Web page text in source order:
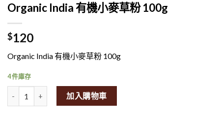
Organic India 有機小麥草粉 100g
$120
Organic India 有機小麥草粉 100g
4 件庫存
Organic India Organic Wheat Grass Powder 100g量
加入購物車